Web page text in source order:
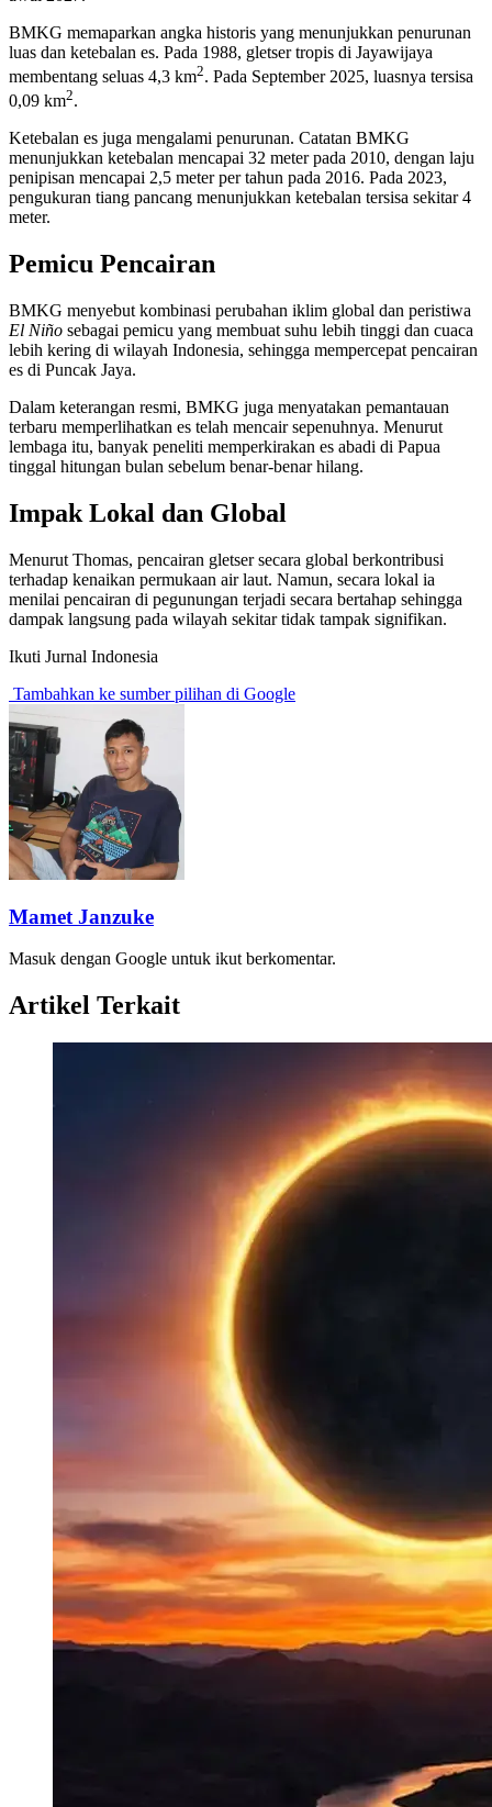
BMKG memaparkan angka historis yang menunjukkan penurunan
luas dan ketebalan es. Pada 1988, gletser tropis di Jayawijaya
membentang seluas 4,3 km2. Pada September 2025, luasnya tersisa
0,09 km2.
Ketebalan es juga mengalami penurunan. Catatan BMKG
menunjukkan ketebalan mencapai 32 meter pada 2010, dengan laju
penipisan mencapai 2,5 meter per tahun pada 2016. Pada 2023,
pengukuran tiang pancang menunjukkan ketebalan tersisa sekitar 4
meter.
Pemicu Pencairan
BMKG menyebut kombinasi perubahan iklim global dan peristiwa
El Niño sebagai pemicu yang membuat suhu lebih tinggi dan cuaca
lebih kering di wilayah Indonesia, sehingga mempercepat pencairan
es di Puncak Jaya.
Dalam keterangan resmi, BMKG juga menyatakan pemantauan
terbaru memperlihatkan es telah mencair sepenuhnya. Menurut
lembaga itu, banyak peneliti memperkirakan es abadi di Papua
tinggal hitungan bulan sebelum benar-benar hilang.
Impak Lokal dan Global
Menurut Thomas, pencairan gletser secara global berkontribusi
terhadap kenaikan permukaan air laut. Namun, secara lokal ia
menilai pencairan di pegunungan terjadi secara bertahap sehingga
dampak langsung pada wilayah sekitar tidak tampak signifikan.
Ikuti Jurnal Indonesia
Tambahkan ke sumber pilihan di Google
Mamet Janzuke
Masuk dengan Google untuk ikut berkomentar.
Artikel Terkait